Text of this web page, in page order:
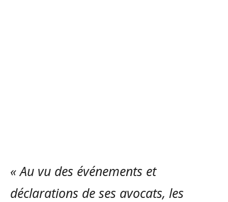
« Au vu des événements et
déclarations de ses avocats, les